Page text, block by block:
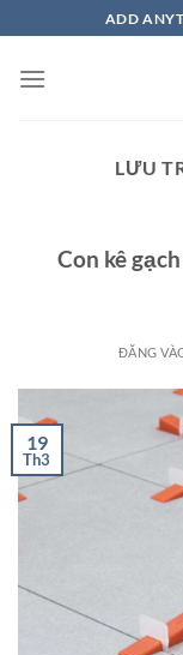
qua
nội
ADD
LƯU
Con kê
ĐĂNG
19
Th3